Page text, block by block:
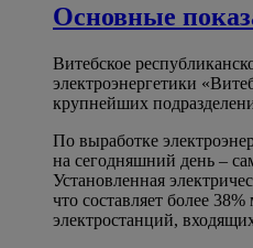
Основные
Витебское
электроэнергетики
крупнейших
По выработке
на сегодняшний день –
Установленная
что составляет более
электростанций,